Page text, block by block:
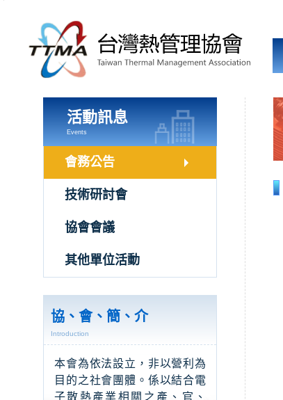
跳
活動訊息
Events
會務公告
技術研討會
協會會議
其他單位活動
協、會、簡、介
Introduction
本會為依法設立，非以營利為
目的之社會團體。係以結合電
子散熱產業相關之產、官、